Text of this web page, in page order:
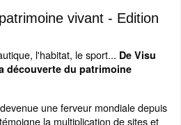
vivant - Edition
l'habitat, le sport... De Visu
découverte du patrimoine
une ferveur mondiale depuis
la multiplication de sites et